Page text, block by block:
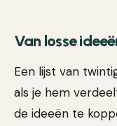
Van losse
Een lijst van
als je hem
de ideeën te